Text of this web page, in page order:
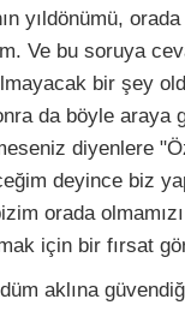
yıldönümü,
Ve bu soruya
bir şey
da böyle araya
diyenlere
deyince biz
orada
için bir fırsat
aklına